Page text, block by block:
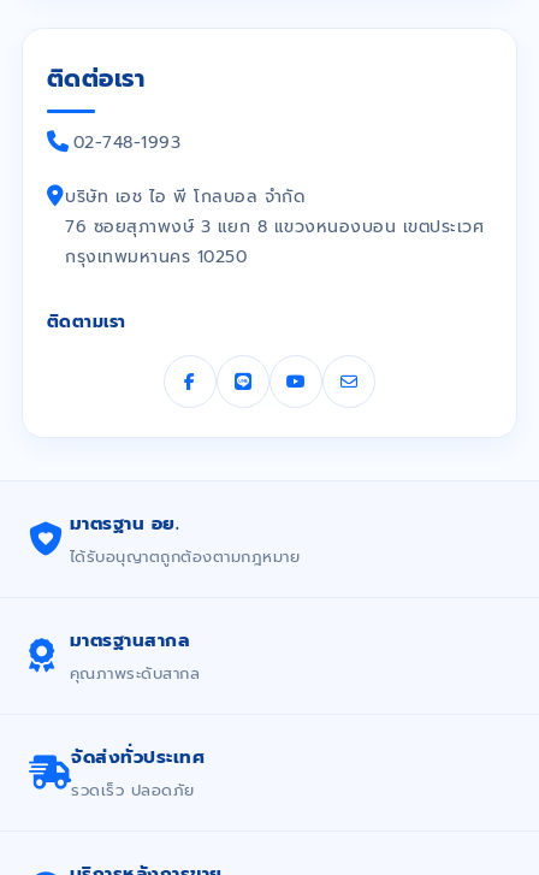
ติดต่อเรา
02-748-1993
บริษัท เอช ไอ พี โกลบอล จำกัด
76 ซอยสุภาพงษ์ 3 แยก 8 แขวงหนองบอน เขตประเวศ
กรุงเทพมหานคร 10250
ติดตามเรา
มาตรฐาน อย.
ได้รับอนุญาตถูกต้องตามกฎหมาย
มาตรฐานสากล
คุณภาพระดับสากล
จัดส่งทั่วประเทศ
รวดเร็ว ปลอดภัย